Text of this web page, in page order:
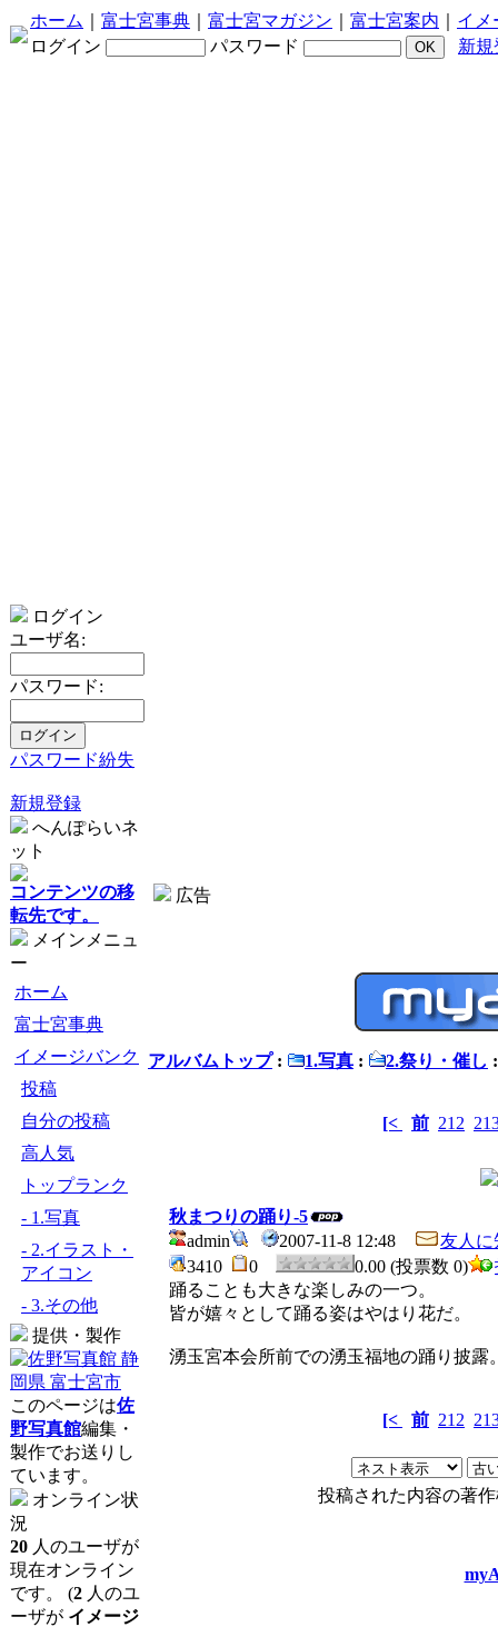
ホーム 富士宮事典 富士宮マガジン 富士宮案内
イメ
ログイン
パスワード 新規
ログイン
ユーザ名:
パスワード:
パスワード紛失
新規登録
へんぽらいネ
ット
コンテンツの移
転先です。
メインメニュ
ー
ホーム
富士宮事典
イメージバンク
投稿
自分の投稿
高人気
トップランク
- 1.写真
- 2.イラスト・
アイコン
- 3.その他
提供・製作
このページは佐
野写真館編集・
製作でお送りし
ています。
オンライン状
況
20 人のユーザが
現在オンライン
です。 (2 人のユ
ーザが イメージ
広告
アルバムトップ: 1.写真 : 2.祭り・催し
[< 前 212
秋まつりの踊り-5
admin
2007-11-8 12:48
友人に
3410
0 0.00 (投票数 0)
踊ることも大きな楽しみの一つ。
皆が嬉々として踊る姿はやはり花だ。
湧玉宮本会所前での湧玉福地の踊り披露
[< 前 212
投稿された内容の著